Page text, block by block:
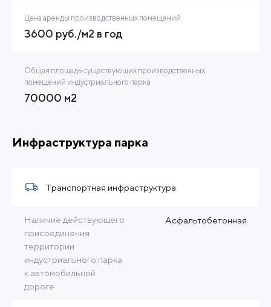
Цена аренды производственных помещений
3600 руб./м2 в год
Общая площадь существующих производственных
помещений индустриального парка
70000 м2
Инфраструктура парка
Транспортная инфраструктура
Наличие действующего
присоединения
территории
индустриального парка
к автомобильной
дороге
Асфальтобетонная